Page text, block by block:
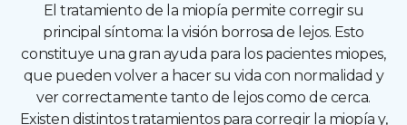
El tratamiento de la miopía permite corregir su
principal síntoma: la visión borrosa de lejos. Esto
constituye una gran ayuda para los pacientes miopes,
que pueden volver a hacer su vida con normalidad y
ver correctamente tanto de lejos como de cerca.
Existen distintos tratamientos para corregir la miopía y,